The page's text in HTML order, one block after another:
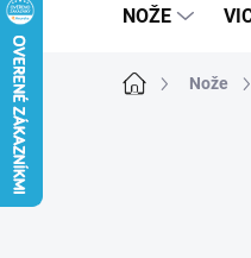
NOŽE
DomovNože